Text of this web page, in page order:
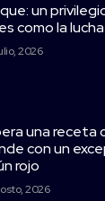
un
como la
2026
una receta
con un
rojo
2026